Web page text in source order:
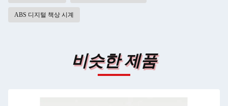
ABS 디지털 책상 시계
비슷한 제품